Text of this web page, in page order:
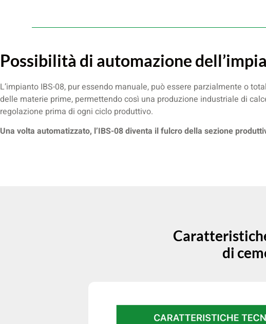
Possibilità di automazione
L’impianto IBS-08, pur essendo manuale, può essere parzialmente o
delle materie prime, permettendo così una produzione industriale di
regolazione prima di ogni ciclo produttivo.
Una volta automatizzato, l’IBS-08 diventa il fulcro della sezione
di